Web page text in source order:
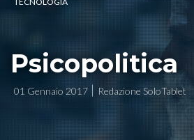
Psicopolitica
01 Gennaio 2017 Redazione SoloTablet